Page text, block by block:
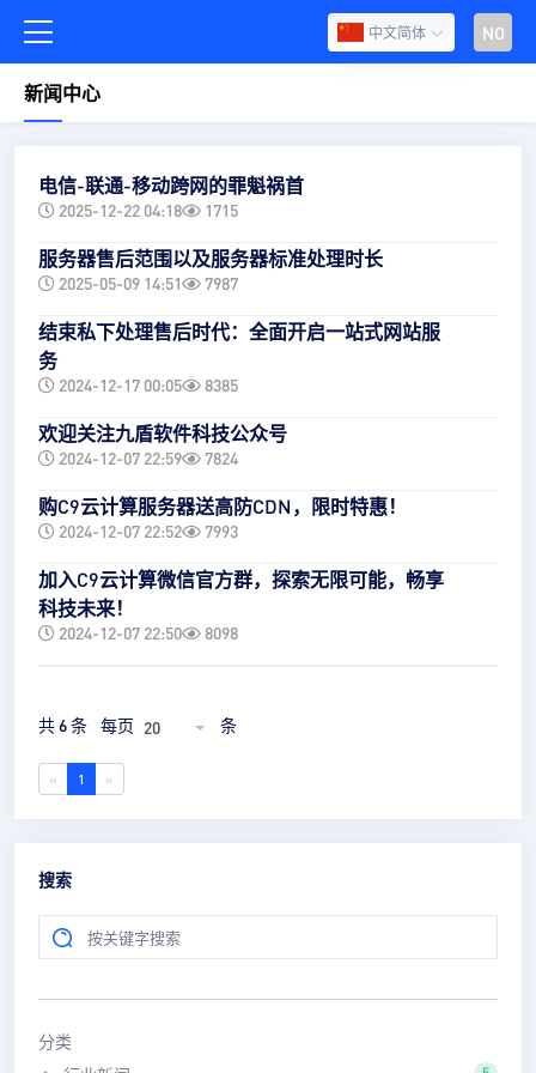
中文简体 NO
新闻中心
电信-联通-移动跨网的罪魁祸首
2025-12-22 04:18 1715
服务器售后范围以及服务器标准处理时长
2025-05-09 14:51 7987
结束私下处理售后时代：全面开启一站式网站服
务
2024-12-17 00:05 8385
欢迎关注九盾软件科技公众号
2024-12-07 22:59 7824
购C9云计算服务器送高防CDN，限时特惠！
2024-12-07 22:52 7993
加入C9云计算微信官方群，探索无限可能，畅享
科技未来！
2024-12-07 22:50 8098
共 6 条 每页 20 条
« 1 »
搜索
分类